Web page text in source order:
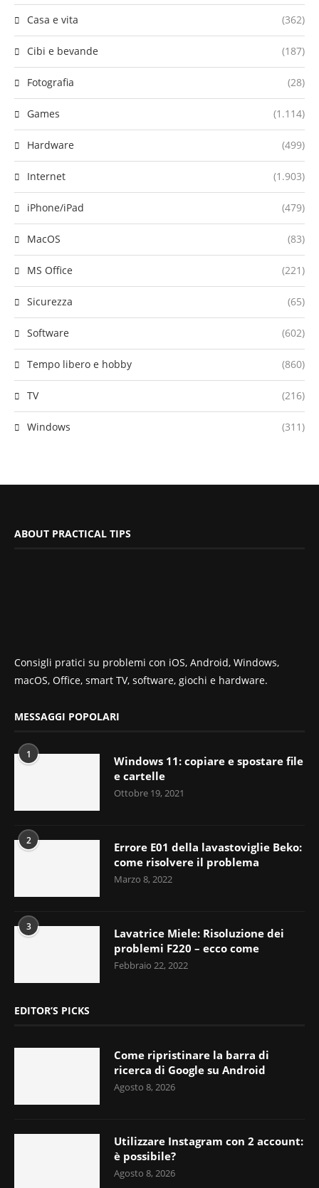
Casa e vita (362)
Cibi e bevande (187)
Fotografia (28)
Games (1.114)
Hardware (499)
Internet (1.903)
iPhone/iPad (479)
MacOS (83)
MS Office (221)
Sicurezza (65)
Software (602)
Tempo libero e hobby (860)
TV (216)
Windows (311)
ABOUT PRACTICAL TIPS
Consigli pratici su problemi con iOS, Android, Windows,
macOS, Office, smart TV, software, giochi e hardware.
MESSAGGI POPOLARI
1
Windows 11: copiare e spostare file
e cartelle
Ottobre 19, 2021
2
Errore E01 della lavastoviglie Beko:
come risolvere il problema
Marzo 8, 2022
3
Lavatrice Miele: Risoluzione dei
problemi F220 – ecco come
Febbraio 22, 2022
EDITOR’S PICKS
Come ripristinare la barra di
ricerca di Google su Android
Agosto 8, 2026
Utilizzare Instagram con 2 account:
è possibile?
Agosto 8, 2026